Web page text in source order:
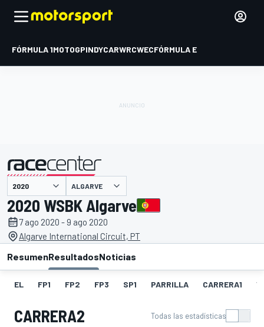
FÓRMULA 1MOTOGPINDYCARWRCWECFÓRMULA E
presentado por ALGARVE
2020 WSBK Algarve
7 ago 2020 - 9 ago 2020
Algarve International Circuit, PT
ResumenResultadosNoticias
EL FP1 FP2 FP3 SP1 PARRILLA CARRERA1
CARRERA2 Todas las estadísticas